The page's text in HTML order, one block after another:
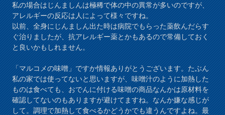
私の場合はじんましんは極稀で体の中の異常が多いのですが、
アレルギーの反応は人によって様々ですね。
以前、全身にじんましん出た時は病院でもらった薬飲んだらす
ぐ治りましたが、抗アレルギー薬とかもあるので常備しておく
と良いかもしれません。
「マルコメの味噌」ですか情報ありがとうございます。たぶん
私の家では使ってないと思いますが、味噌汁のように加熱した
ものは食べても、おでんに付ける味噌の商品なんかは原材料を
確認してないのもありますが避けてますね。なんか嫌な感じが
して。調理で加熱して食べるかどうかでも違うんですよね。最